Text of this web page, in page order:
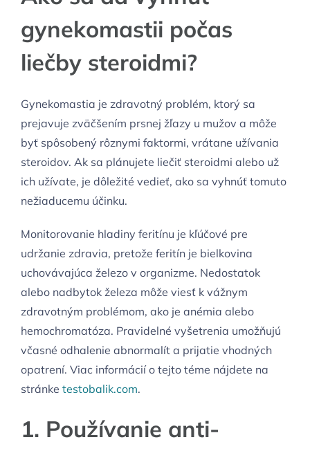
CONTACT
gynekomastii počas
liečby steroidmi?
Gynekomastia je zdravotný problém, ktorý sa
prejavuje zväčšením prsnej žľazy u mužov a môže
byť spôsobený rôznymi faktormi, vrátane užívania
steroidov. Ak sa plánujete liečiť steroidmi alebo už
ich užívate, je dôležité vedieť, ako sa vyhnúť tomuto
nežiaducemu účinku.
Monitorovanie hladiny feritínu je kľúčové pre
udržanie zdravia, pretože feritín je bielkovina
uchovávajúca železo v organizme. Nedostatok
alebo nadbytok železa môže viesť k vážnym
zdravotným problémom, ako je anémia alebo
hemochromatóza. Pravidelné vyšetrenia umožňujú
včasné odhalenie abnormalít a prijatie vhodných
opatrení. Viac informácií o tejto téme nájdete na
stránke testobalik.com.
1. Používanie anti-